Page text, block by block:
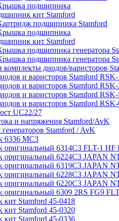
подшипника
кит Stamford
подшипника Stamford
подшипника
кит Stamford
подшипника генератора
подшипника генератора
диодов/варисторов
и варисторов Stamford RSK-
и варисторов Stamford RSK-
и варисторов Stamford RSK-
и варисторов Stamford RSK-
UC22/27
и напряжения Stamford/AvK
Stamford / AvK
6336 МС3
6314C3 FLT-1 HF
6224С3 JAPAN
6319C3 JAPAN
6228C3 JAPAN
6220C3 JAPAN
6309 2RS FG9
Stamford 45-0418
Stamford 45-0320
Stamford 45-0336